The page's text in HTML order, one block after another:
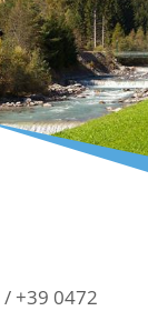
/ +39 0472